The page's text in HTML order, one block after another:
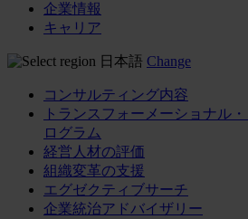
企業情報
キャリア
日本語 Change
コンサルティング内容
トランスフォーメーショナル
ログラム
経営人材の評価
組織変革の支援
エグゼクティブサーチ
企業統治アドバイザリー